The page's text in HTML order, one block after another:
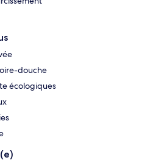
douche
écologiques